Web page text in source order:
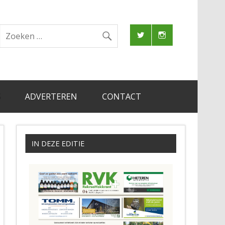
ADVERTEREN CONTACT
IN DEZE EDITIE